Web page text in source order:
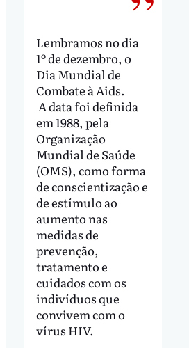
Lembramos no dia
1º de dezembro, o
Dia Mundial de
Combate à Aids.
A data foi definida
em 1988, pela
Organização
Mundial de Saúde
(OMS), como forma
de conscientização e
de estímulo ao
aumento nas
medidas de
prevenção,
tratamento e
cuidados com os
indivíduos que
convivem com o
vírus HIV.